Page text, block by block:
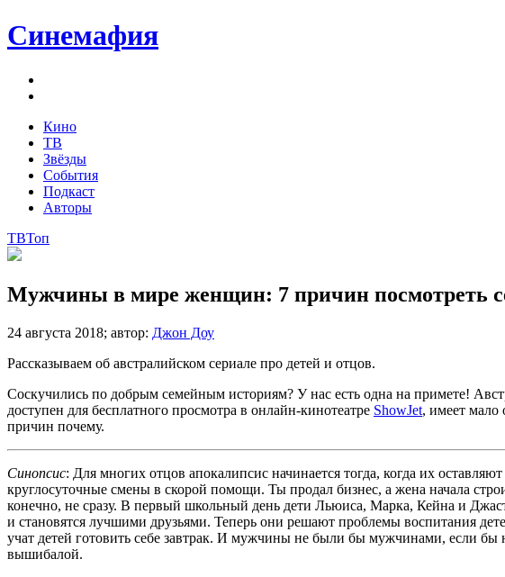
Синемафия
Кино
ТВ
Звёзды
События
Подкаст
Авторы
ТВТоп
Мужчины в мире женщин: 7 причин посмотреть
24 августа 2018; автор: Джон Доу
Рассказываем об австралийском сериале про детей и отцов.
Соскучились по добрым семейным историям? У нас есть одна на примете!
доступен для бесплатного просмотра в онлайн-кинотеатре ShowJet, имеет мало
причин почему.
Синопсис: Для многих отцов апокалипсис начинается тогда, когда их
круглосуточные смены в скорой помощи. Ты продал бизнес, а жена начала
конечно, не сразу. В первый школьный день дети Льюиса, Марка, Кейна и
и становятся лучшими друзьями. Теперь они решают проблемы воспитания
учат детей готовить себе завтрак. И мужчины не были бы мужчинами, если бы
вышибалой.